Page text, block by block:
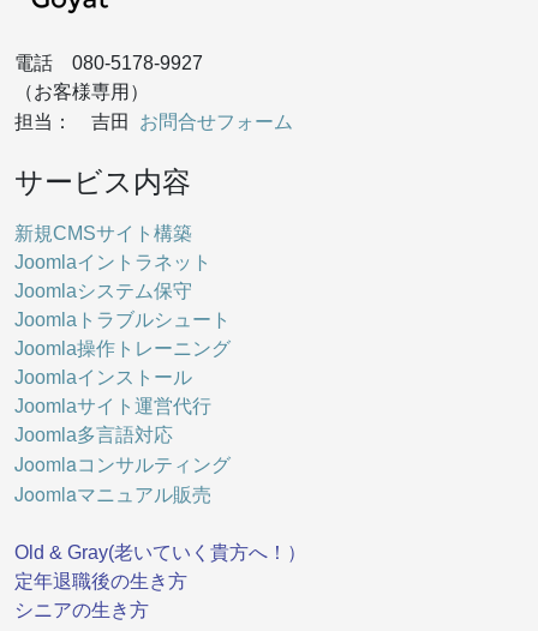
電話 080-5178-9927
（お客様専用）
担当： 吉田 お問合せフォーム
サービス内容
新規CMSサイト構築
Joomlaイントラネット
Joomlaシステム保守
Joomlaトラブルシュート
Joomla操作トレーニング
Joomlaインストール
Joomlaサイト運営代行
Joomla多言語対応
Joomlaコンサルティング
Joomlaマニュアル販売
Old & Gray(老いていく貴方へ！）
定年退職後の生き方
シニアの生き方